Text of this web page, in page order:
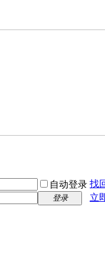
自动登录 找
登录
立